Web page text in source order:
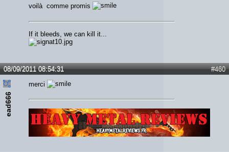
voilà comme promis
If it bleeds, we can kill it...
#460
08/09/2011 08:54:31
ead666
merci